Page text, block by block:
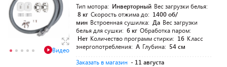
Видео
Тип мотора: Инверторный Вес загрузки белья:
8 кг Скорость отжима до: 1400 об/
мин Встроенная сушилка: Да Вес загрузки
белья для сушки: 6 кг Обработка паром:
Нет Количество программ стирки: 16 Класс
энергопотребления: A Глубина: 54 см
Заказать в магазин - 11 августа